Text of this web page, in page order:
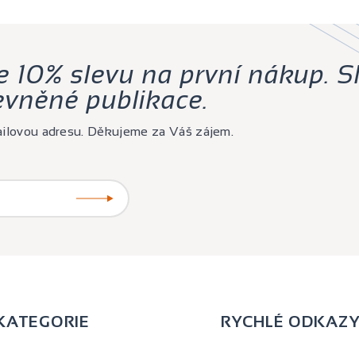
slevu na první nákup.
publikace.
adresu. Děkujeme za Váš zájem.
RYCHLÉ ODKAZY